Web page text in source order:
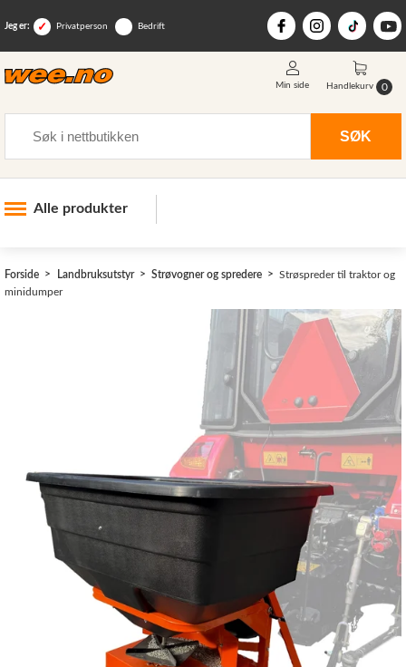
Jeg er: Privatperson Bedrift
SØK
Min side Handlekurv 0
Alle produkter
Skogsutstyr
>
Tilbud
Lagertømming
Aktuelt
Kundeservice
Forside Landbruksutstyr Strøvogner og spredere
Strøspreder til traktor og
minidumper